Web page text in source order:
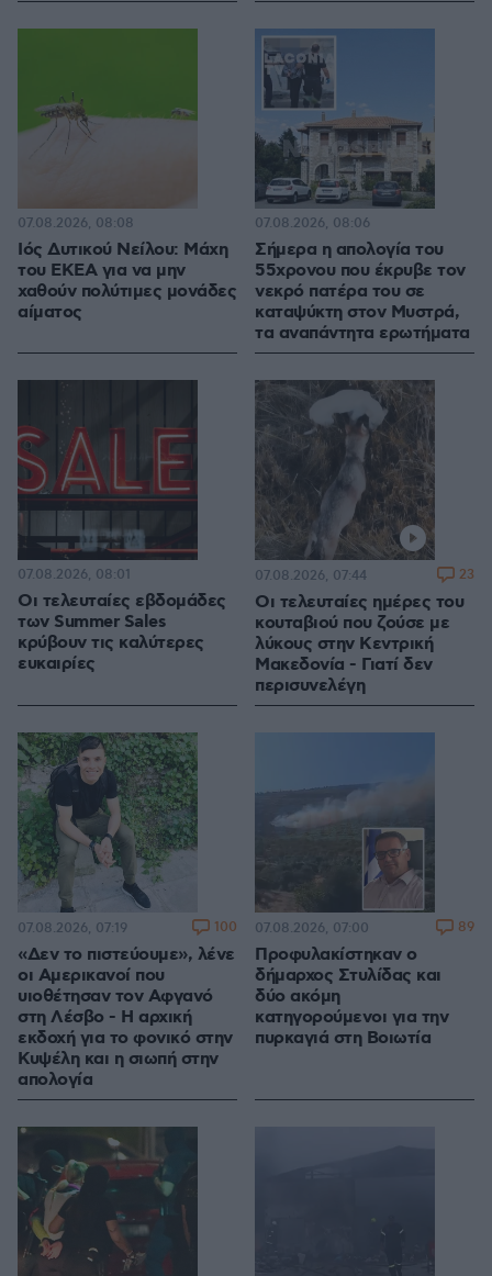
Ιός Δυτικού Νείλου: Μάχη
του ΕΚΕΑ για να μην
χαθούν πολύτιμες μονάδες
αίματος
07.08.2026, 08:08
Σήμερα η απολογία του
55χρονου που έκρυβε τον
νεκρό πατέρα του σε
καταψύκτη στον Μυστρά,
τα αναπάντητα ερωτήματα
07.08.2026, 08:06
Οι τελευταίες εβδομάδες
των Summer Sales
κρύβουν τις καλύτερες
ευκαιρίες
07.08.2026, 08:01
Οι τελευταίες ημέρες του
κουταβιού που ζούσε με
λύκους στην Κεντρική
Μακεδονία - Γιατί δεν
περισυνελέγη
07.08.2026, 07:44 23
«Δεν το πιστεύουμε», λένε
οι Αμερικανοί που
υιοθέτησαν τον Αφγανό
στη Λέσβο - Η αρχική
εκδοχή για το φονικό στην
Κυψέλη και η σιωπή στην
απολογία
07.08.2026, 07:19 100
Προφυλακίστηκαν ο
δήμαρχος Στυλίδας και
δύο ακόμη
κατηγορούμενοι για την
πυρκαγιά στη Βοιωτία
07.08.2026, 07:00 89